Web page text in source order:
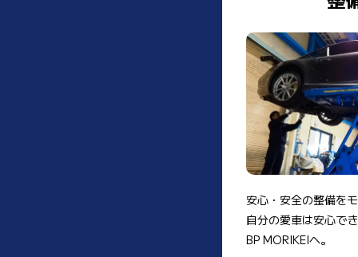
安心・安全の整備を
自分の愛車は安心で
BP MORIKEIへ。